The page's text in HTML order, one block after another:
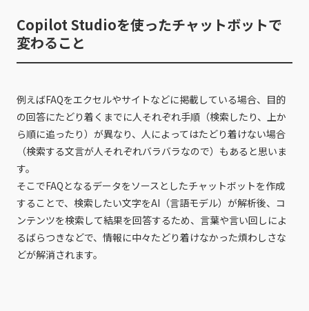
Copilot Studioを使ったチャットボットで
変わること
例えばFAQをエクセルやサイトなどに掲載している場合、目的
の回答にたどり着くまでに人それぞれ手順（検索したり、上か
ら順に追ったり）が異なり、人によってはたどり着けない場合
（検索する文言が人それぞれバラバラなので）もあると思いま
す。
そこでFAQとなるデータをソースとしたチャットボットを作成
することで、検索したい文字をAI（言語モデル）が解析後、コ
ンテンツを検索して結果を回答するため、言葉や言い回しによ
るばらつきなどで、情報に中々たどり着けなかった煩わしさな
どが解消されます。